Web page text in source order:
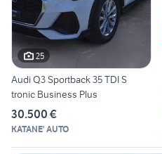
25
Audi Q3 Sportback 35 TDI S
tronic Business Plus
30.500 €
KATANE' AUTO